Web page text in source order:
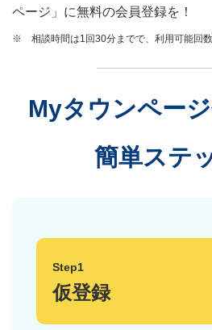
ページ」に無料の会員登録を！
※ 相談時間は1回30分までで、利用可能回
Myタウンペー
簡単ステ
Step1
仮登録